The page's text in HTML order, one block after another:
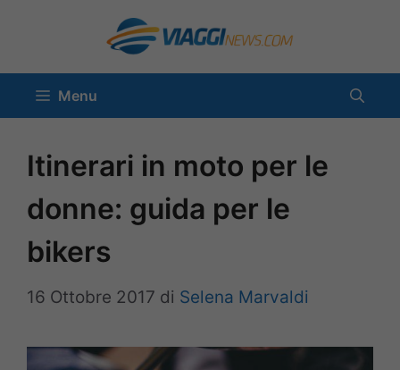
contenuto
Menu
Itinerari in moto per le
donne: guida per le
bikers
16 Ottobre 2017 di Selena Marvaldi